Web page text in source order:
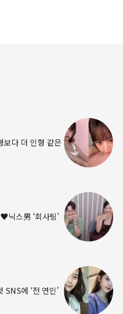
다 더 인형 같은
닉스男 ‘회사팅’
SNS에 ‘전 연인’